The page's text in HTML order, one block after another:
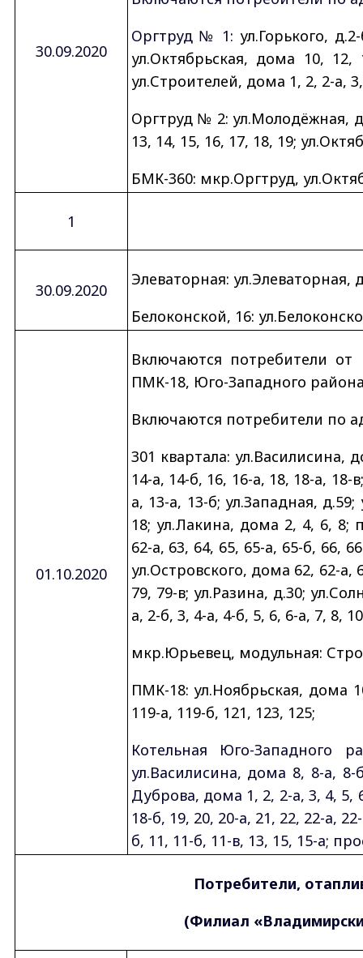
30.09.2020
Оргтруд № 1: ул.Горького,
ул.Октябрьская, дома 10,
ул.Строителей, дома 1, 2, 2-а,
Оргтруд № 2: ул.Молодёжная,
13, 14, 15, 16, 17, 18, 19;
БМК-360: мкр.Оргтруд,
1
30.09.2020
Элеваторная: ул.Элеваторная,
Белоконской, 16:
01.10.2020
Включаются потребители от
ПМК-18, Юго-Западного
Включаются потребители по
301 квартала: ул.Василисина,
14-а, 14-б, 16, 16-а, 18, 18-а,
а, 13-а, 13-б; ул.Западная,
18; ул.Лакина, дома 2, 4, 6, 8;
62-а, 63, 64, 65, 65-а, 65-б, 66,
ул.Островского, дома 62, 62-а,
79, 79-в; ул.Разина, д.30;
а, 2-б, 3, 4-а, 4-б, 5, 6, 6-а, 7, 8,
мкр.Юрьевец, модульная:
ПМК-18: ул.Ноябрьская, дома
119-а, 119-б, 121, 123, 125;
Котельная Юго-Западного
ул.Василисина, дома 8, 8-а, 8-
Дуброва, дома 1, 2, 2-а, 3, 4, 5,
18-б, 19, 20, 20-а, 21, 22, 22-а,
б, 11, 11-б, 11-в, 13, 15, 15-а;
Потребители,
(Филиал